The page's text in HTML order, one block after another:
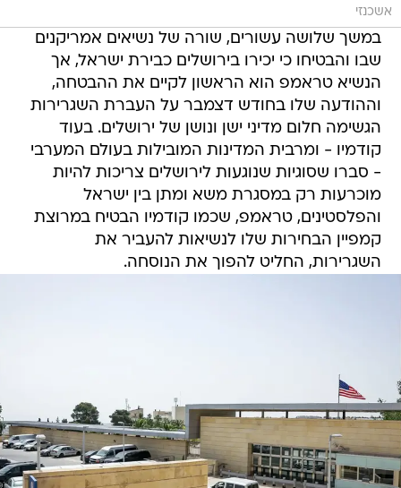
אשכנזי
במשך שלושה עשורים, שורה של נשיאים אמריקנים
שבו והבטיחו כי יכירו בירושלים כבירת ישראל, אך
הנשיא טראמפ הוא הראשון לקיים את ההבטחה,
וההודעה שלו בחודש דצמבר על העברת השגרירות
הגשימה חלום מדיני ישן ונושן של ירושלים. בעוד
קודמיו - ומרבית המדינות המובילות בעולם המערבי
- סברו שסוגיות שנוגעות לירושלים צריכות להיות
מוכרעות רק במסגרת משא ומתן בין ישראל
והפלסטינים, טראמפ, שכמו קודמיו הבטיח במרוצת
קמפיין הבחירות שלו לנשיאות להעביר את
השגרירות, החליט להפוך את הנוסחה.